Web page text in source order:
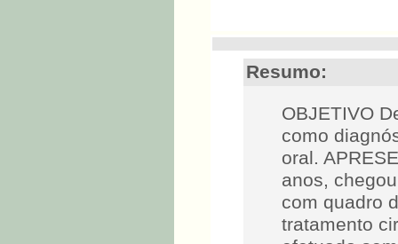
Resumo:
OBJETIVO
como
oral.
anos,
com quadro
tratamento